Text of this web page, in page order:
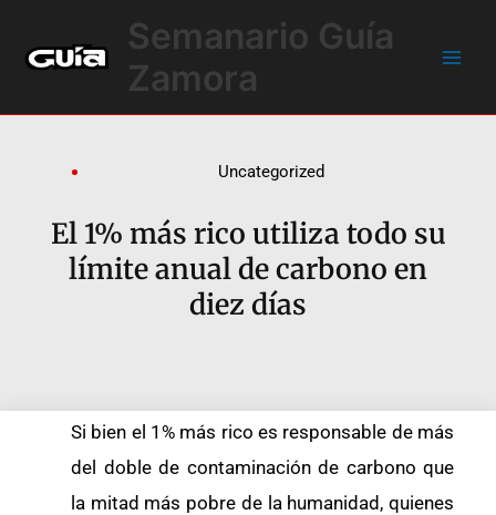
contenido
Semanario Guía
Zamora
Uncategorized
El 1% más rico utiliza todo su
límite anual de carbono en
diez días
Si bien el 1% más rico es responsable de más
del doble de contaminación de carbono que
la mitad más pobre de la humanidad, quienes